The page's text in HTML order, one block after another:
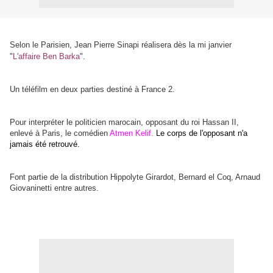
Selon le Parisien, Jean Pierre Sinapi réalisera dès la mi janvier
" L'affaire Ben Barka".
Un téléfilm en deux parties destiné à France 2.
Pour interpréter le politicien marocain, opposant du roi Hassan II,
enlevé à Paris, le comédien Atmen Kelif. Le corps de l'opposant n'a
jamais été retrouvé.
Font partie de la distribution Hippolyte Girardot, Bernard el Coq, Arnaud
Giovaninetti entre autres.